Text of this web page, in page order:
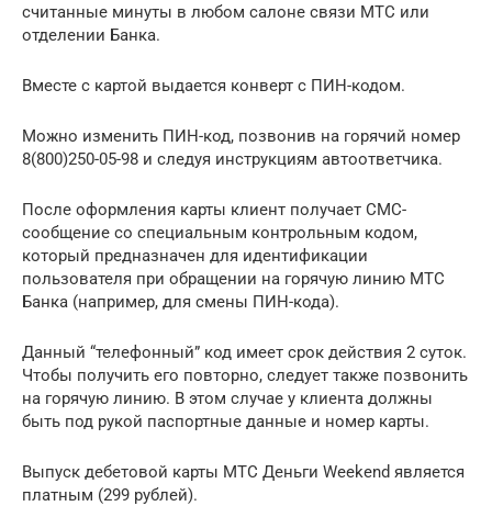
считанные минуты в любом салоне связи МТС или
отделении Банка.
Вместе с картой выдается конверт с ПИН-кодом.
Можно изменить ПИН-код, позвонив на горячий номер
8(800)250-05-98 и следуя инструкциям автоответчика.
После оформления карты клиент получает СМС-
сообщение со специальным контрольным кодом,
который предназначен для идентификации
пользователя при обращении на горячую линию МТС
Банка (например, для смены ПИН-кода).
Данный “телефонный” код имеет срок действия 2 суток.
Чтобы получить его повторно, следует также позвонить
на горячую линию. В этом случае у клиента должны
быть под рукой паспортные данные и номер карты.
Выпуск дебетовой карты МТС Деньги Weekend является
платным (299 рублей).